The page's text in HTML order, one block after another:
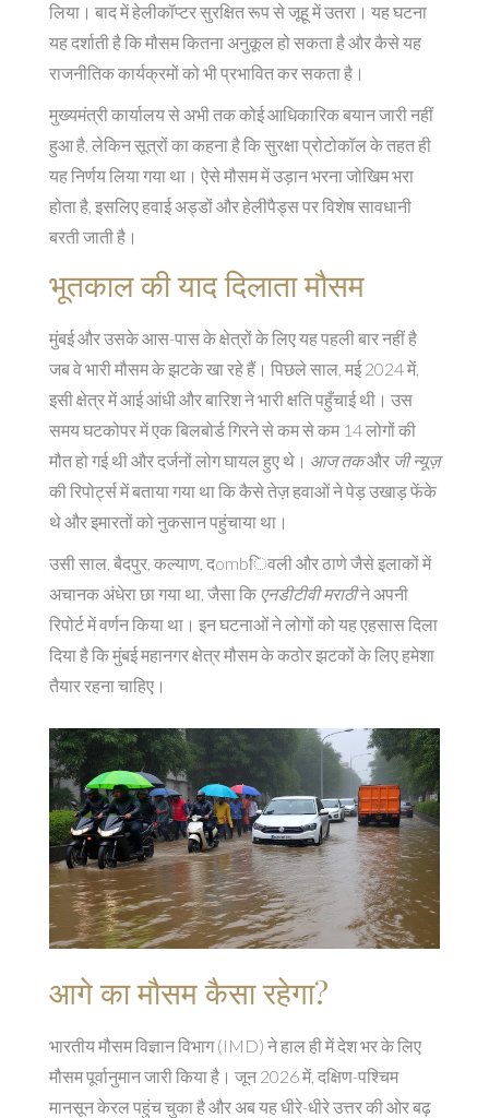
लिया। बाद में हेलीकॉप्टर सुरक्षित रूप से जूहू में उतरा। यह घटना
यह दर्शाती है कि मौसम कितना अनुकूल हो सकता है और कैसे यह
राजनीतिक कार्यक्रमों को भी प्रभावित कर सकता है।
मुख्यमंत्री कार्यालय से अभी तक कोई आधिकारिक बयान जारी नहीं
हुआ है, लेकिन सूत्रों का कहना है कि सुरक्षा प्रोटोकॉल के तहत ही
यह निर्णय लिया गया था। ऐसे मौसम में उड़ान भरना जोखिम भरा
होता है, इसलिए हवाई अड्डों और हेलीपैड्स पर विशेष सावधानी
बरती जाती है।
भूतकाल की याद दिलाता मौसम
मुंबई और उसके आस-पास के क्षेत्रों के लिए यह पहली बार नहीं है
जब वे भारी मौसम के झटके खा रहे हैं। पिछले साल, मई 2024 में,
इसी क्षेत्र में आई आंधी और बारिश ने भारी क्षति पहुँचाई थी। उस
समय घटकोपर में एक बिलबोर्ड गिरने से कम से कम 14 लोगों की
मौत हो गई थी और दर्जनों लोग घायल हुए थे। आज तकऔर जी न्यूज़
की रिपोर्ट्स में बताया गया था कि कैसे तेज़ हवाओं ने पेड़ उखाड़ फेंके
थे और इमारतों को नुकसान पहुंचाया था।
उसी साल, बैदपुर, कल्याण, दombिवली और ठाणे जैसे इलाकों में
अचानक अंधेरा छा गया था, जैसा कि एनडीटीवी मराठीने अपनी
रिपोर्ट में वर्णन किया था। इन घटनाओं ने लोगों को यह एहसास दिला
दिया है कि मुंबई महानगर क्षेत्र मौसम के कठोर झटकों के लिए हमेशा
तैयार रहना चाहिए।
आगे का मौसम कैसा रहेगा?
भारतीय मौसम विज्ञान विभाग (IMD) ने हाल ही में देश भर के लिए
मौसम पूर्वानुमान जारी किया है। जून 2026 में, दक्षिण-पश्चिम
मानसून केरल पहुंच चुका है और अब यह धीरे-धीरे उत्तर की ओर बढ़